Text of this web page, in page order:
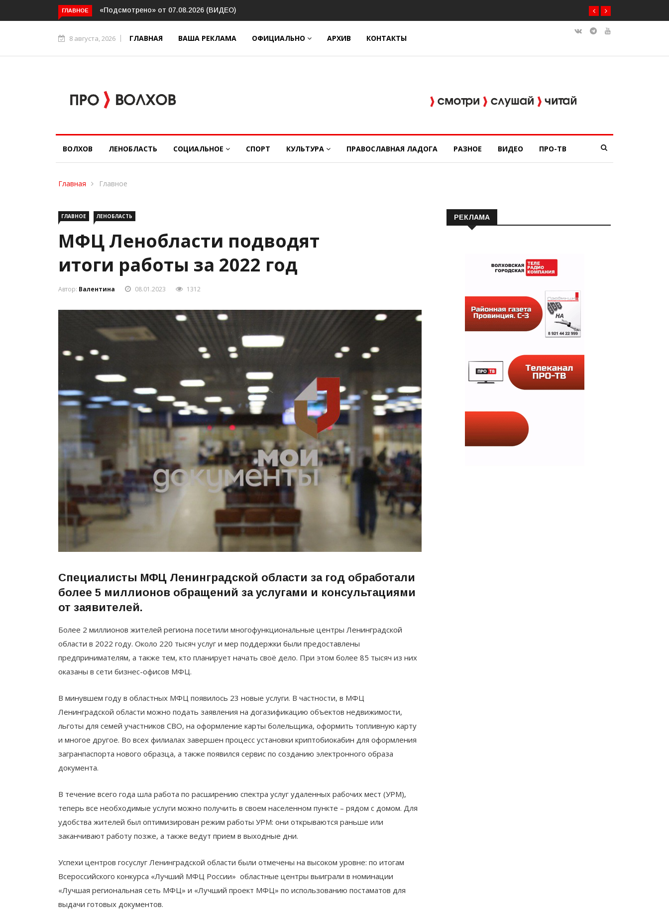
ГЛАВНОЕ Волховский шлюз отметил вековой юбилей
8 августа, 2026 ГЛАВНАЯ ВАША РЕКЛАМА ОФИЦИАЛЬНО АРХИВ КОНТАКТЫ
ВОЛХОВ ЛЕНОБЛАСТЬ СОЦИАЛЬНОЕ СПОРТ КУЛЬТУРА ПРАВОСЛАВНАЯ ЛАДОГА РАЗНОЕ ВИДЕО ПРО-ТВ
Главная Главное
ГЛАВНОЕ ЛЕНОБЛАСТЬ
МФЦ Ленобласти подводят
итоги работы за 2022 год
Автор: Валентина 08.01.2023 1312
Специалисты МФЦ Ленинградской области за год обработали
более 5 миллионов обращений за услугами и консультациями
от заявителей.
Более 2 миллионов жителей региона посетили многофункциональные центры Ленинградской
области в 2022 году. Около 220 тысяч услуг и мер поддержки были предоставлены
предпринимателям, а также тем, кто планирует начать своё дело. При этом более 85 тысяч из них
оказаны в сети бизнес-офисов МФЦ.
В минувшем году в областных МФЦ появилось 23 новые услуги. В частности, в МФЦ
Ленинградской области можно подать заявления на догазификацию объектов недвижимости,
льготы для семей участников СВО, на оформление карты болельщика, оформить топливную карту
и многое другое. Во всех филиалах завершен процесс установки криптобиокабин для оформления
загранпаспорта нового образца, а также появился сервис по созданию электронного образа
документа.
В течение всего года шла работа по расширению спектра услуг удаленных рабочих мест (УРМ),
теперь все необходимые услуги можно получить в своем населенном пункте – рядом с домом. Для
удобства жителей был оптимизирован режим работы УРМ: они открываются раньше или
заканчивают работу позже, а также ведут прием в выходные дни.
Успехи центров госуслуг Ленинградской области были отмечены на высоком уровне: по итогам
Всероссийского конкурса «Лучший МФЦ России» областные центры выиграли в номинации
«Лучшая региональная сеть МФЦ» и «Лучший проект МФЦ» по использованию постаматов для
выдачи готовых документов.
РЕКЛАМА